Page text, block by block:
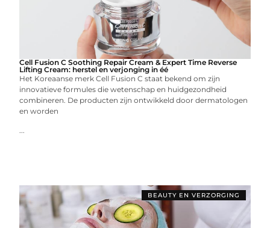
Cell Fusion C Soothing Repair Cream & Expert Time Reverse
Lifting Cream: herstel en verjonging in éé
Het Koreaanse merk Cell Fusion C staat bekend om zijn
innovatieve formules die wetenschap en huidgezondheid
combineren. De producten zijn ontwikkeld door dermatologen
en worden
...
BEAUTY EN VERZORGING